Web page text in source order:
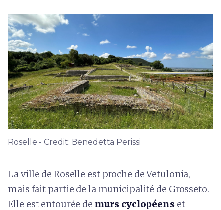
Roselle - Credit: Benedetta Perissi
La ville de Roselle est proche de Vetulonia,
mais fait partie de la municipalité de Grosseto.
Elle est entourée de murs cyclopéens et